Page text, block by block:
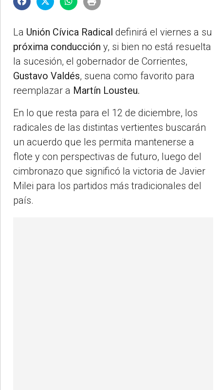
La Unión Cívica Radical definirá el viernes a su
próxima conducción y, si bien no está resuelta
la sucesión, el gobernador de Corrientes,
Gustavo Valdés, suena como favorito para
reemplazar a Martín Lousteu.
En lo que resta para el 12 de diciembre, los
radicales de las distintas vertientes buscarán
un acuerdo que les permita mantenerse a
flote y con perspectivas de futuro, luego del
cimbronazo que significó la victoria de Javier
Milei para los partidos más tradicionales del
país.